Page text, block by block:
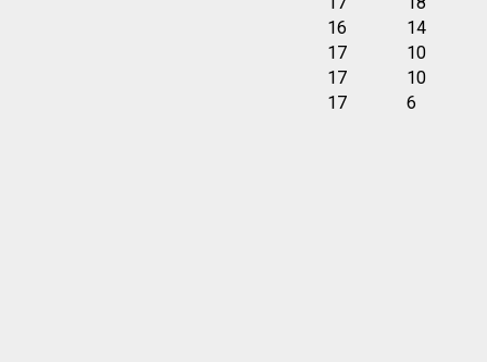
16
14
17
10
17
10
17 6